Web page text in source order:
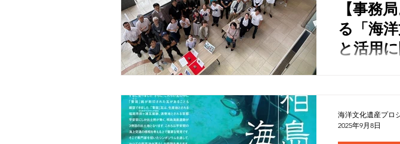
【事務
る「海
と活用
（アー
海洋文化遺産プロ
2025年9月8日